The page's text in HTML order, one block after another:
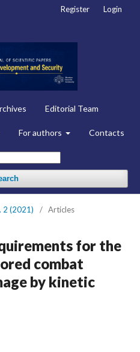
Editorial Team
For authors Contacts
Register Login
2 (2021) / Articles
for the
combat
by kinetic